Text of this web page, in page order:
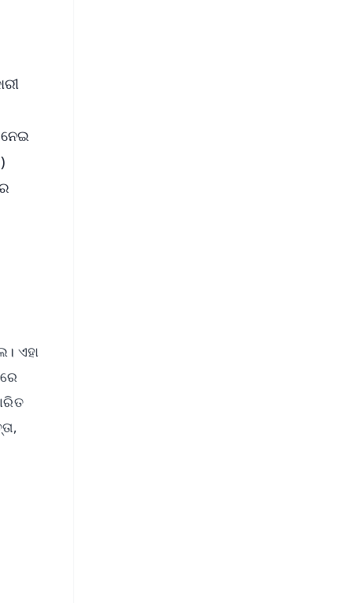
ଏହା